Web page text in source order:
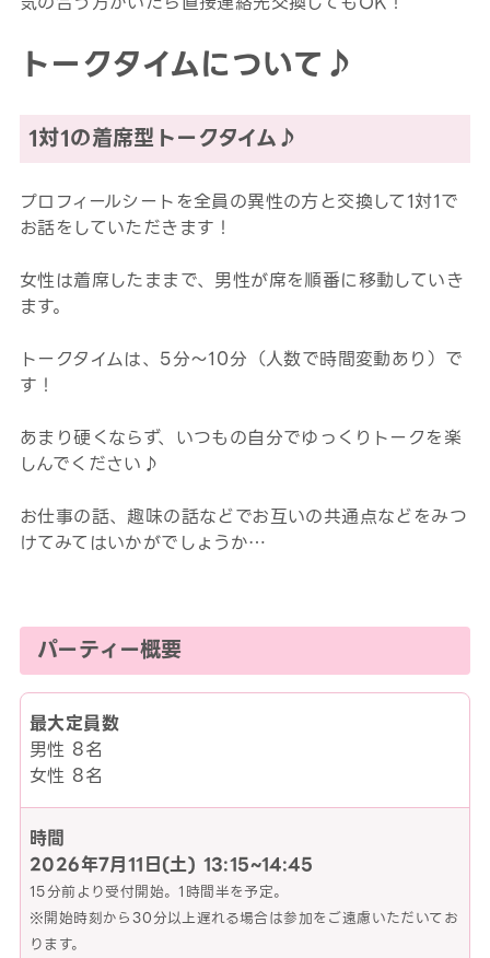
トークタイムについて♪
1対1の着席型トークタイム♪
プロフィールシートを全員の異性の方と交換して1対1で
お話をしていただきます！
女性は着席したままで、男性が席を順番に移動していき
ます。
トークタイムは、5分～10分（人数で時間変動あり）で
す！
あまり硬くならず、いつもの自分でゆっくりトークを楽
しんでください♪
お仕事の話、趣味の話などでお互いの共通点などをみつ
けてみてはいかがでしょうか…
パーティー概要
最大定員数
男性 8名
女性 8名
時間
2026年7月11日(土) 13:15~14:45
15分前より受付開始。1時間半を予定。
※開始時刻から30分以上遅れる場合は参加をご遠慮いただいてお
ります。